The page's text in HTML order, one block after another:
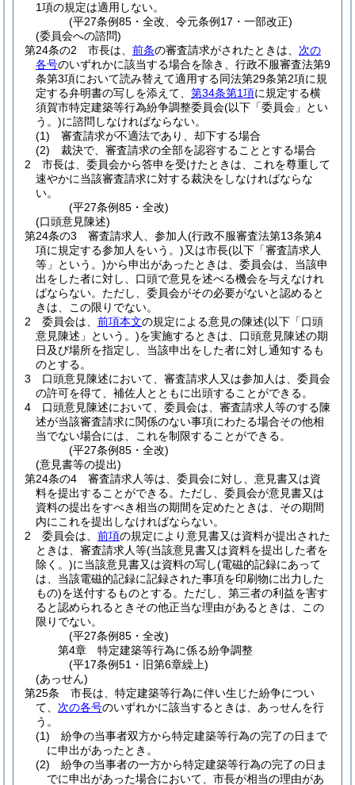
1項の規定は適用しない。
(平27条例85・全改、令元条例17・一部改正)
(委員会への諮問)
第24条の2
市長は、 前条の審査請求がされたときは、 次の
各号のいずれかに該当する場合を除き、行政不服審査法第9
条第3項において読み替えて適用する同法第29条第2項に規
定する弁明書の写しを添えて、 第34条第1項に規定する横
須賀市特定建築等行為紛争調整委員会(以下「委員会」とい
う。)に諮問しなければならない。
(1)
審査請求が不適法であり、却下する場合
(2)
裁決で、審査請求の全部を認容することとする場合
2
市長は、委員会から答申を受けたときは、これを尊重して
速やかに当該審査請求に対する裁決をしなければならな
い。
(平27条例85・全改)
(口頭意見陳述)
第24条の3
審査請求人、参加人(行政不服審査法第13条第4
項に規定する参加人をいう。)又は市長(以下「審査請求人
等」という。)から申出があったときは、委員会は、当該申
出をした者に対し、口頭で意見を述べる機会を与えなけれ
ばならない。 ただし、委員会がその必要がないと認めると
きは、この限りでない。
2
委員会は、 前項本文の規定による意見の陳述(以下「口頭
意見陳述」という。)を実施するときは、口頭意見陳述の期
日及び場所を指定し、当該申出をした者に対し通知するも
のとする。
3
口頭意見陳述において、審査請求人又は参加人は、委員会
の許可を得て、補佐人とともに出頭することができる。
4
口頭意見陳述において、委員会は、審査請求人等のする陳
述が当該審査請求に関係のない事項にわたる場合その他相
当でない場合には、これを制限することができる。
(平27条例85・全改)
(意見書等の提出)
第24条の4
審査請求人等は、委員会に対し、意見書又は資
料を提出することができる。 ただし、委員会が意見書又は
資料の提出をすべき相当の期間を定めたときは、その期間
内にこれを提出しなければならない。
2
委員会は、 前項の規定により意見書又は資料が提出された
ときは、審査請求人等(当該意見書又は資料を提出した者を
除く。)に当該意見書又は資料の写し(電磁的記録にあって
は、当該電磁的記録に記録された事項を印刷物に出力した
もの)を送付するものとする。 ただし、第三者の利益を害す
ると認められるときその他正当な理由があるときは、この
限りでない。
(平27条例85・全改)
第4章
特定建築等行為に係る紛争調整
(平17条例51・旧第6章繰上)
(あっせん)
第25条
市長は、特定建築等行為に伴い生じた紛争につい
て、 次の各号のいずれかに該当するときは、あっせんを行
う。
(1)
紛争の当事者双方から特定建築等行為の完了の日まで
に申出があったとき。
(2)
紛争の当事者の一方から特定建築等行為の完了の日ま
でに申出があった場合において、市長が相当の理由があ